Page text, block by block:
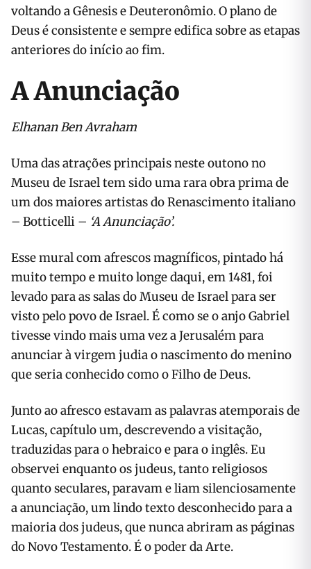
voltando a Gênesis e Deuteronômio. O plano de
Deus é consistente e sempre edifica sobre as etapas
anteriores do início ao fim.
A Anunciação
Elhanan Ben Avraham
Uma das atrações principais neste outono no
Museu de Israel tem sido uma rara obra prima de
um dos maiores artistas do Renascimento italiano
– Botticelli – ‘A Anunciação’.
Esse mural com afrescos magníficos, pintado há
muito tempo e muito longe daqui, em 1481, foi
levado para as salas do Museu de Israel para ser
visto pelo povo de Israel. É como se o anjo Gabriel
tivesse vindo mais uma vez a Jerusalém para
anunciar à virgem judia o nascimento do menino
que seria conhecido como o Filho de Deus.
Junto ao afresco estavam as palavras atemporais de
Lucas, capítulo um, descrevendo a visitação,
traduzidas para o hebraico e para o inglês. Eu
observei enquanto os judeus, tanto religiosos
quanto seculares, paravam e liam silenciosamente
a anunciação, um lindo texto desconhecido para a
maioria dos judeus, que nunca abriram as páginas
do Novo Testamento. É o poder da Arte.